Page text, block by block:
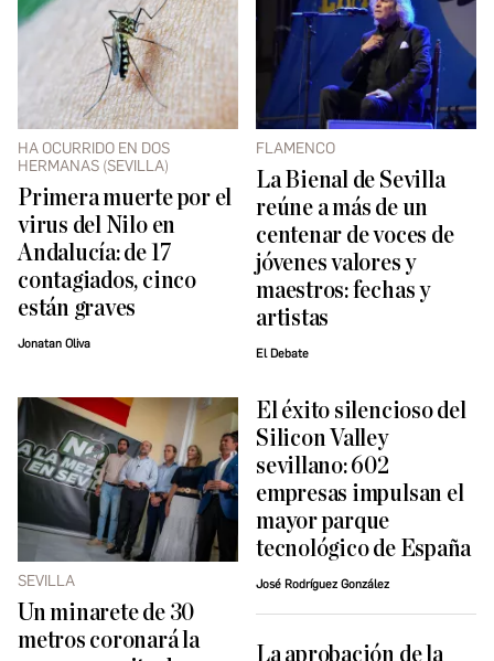
HA OCURRIDO EN DOS
HERMANAS (SEVILLA)
Primera muerte por el
virus del Nilo en
Andalucía: de 17
contagiados, cinco
están graves
Jonatan Oliva
FLAMENCO
La Bienal de Sevilla
reúne a más de un
centenar de voces de
jóvenes valores y
maestros: fechas y
artistas
El Debate
SEVILLA
Un minarete de 30
metros coronará la
El éxito silencioso del
Silicon Valley
sevillano: 602
empresas impulsan el
mayor parque
tecnológico de España
José Rodríguez González
La aprobación de la